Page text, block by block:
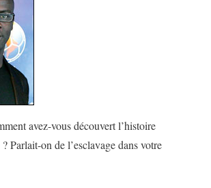
avez-vous découvert l’histoire
Parlait-on de l’esclavage dans votre